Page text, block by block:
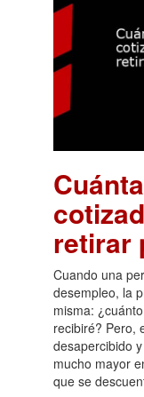
retirar
Cuando una
desempleo, la
misma:
recibiré? Pero,
desapercibido
mucho mayor
que se